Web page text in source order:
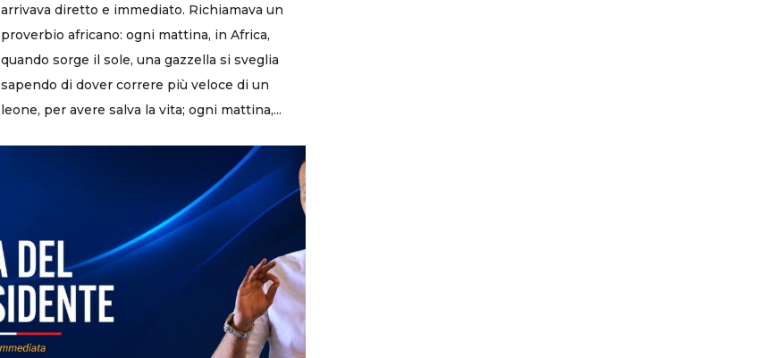
arrivava diretto e immediato. Richiamava un
proverbio africano: ogni mattina, in Africa,
quando sorge il sole, una gazzella si sveglia
sapendo di dover correre più veloce di un
leone, per avere salva la vita; ogni mattina,...